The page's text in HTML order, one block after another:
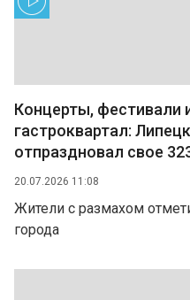
Концерты, фестивали
гастроквартал: Липецк
отпраздновал свое
20.07.2026 11:08
Жители с размахом
города